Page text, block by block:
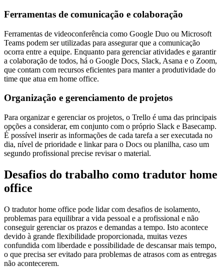
Ferramentas de comunicação e colaboração
Ferramentas de videoconferência como Google Duo ou Microsoft
Teams podem ser utilizadas para assegurar que a comunicação
ocorra entre a equipe. Enquanto para gerenciar atividades e garantir
a colaboração de todos, há o Google Docs, Slack, Asana e o Zoom,
que contam com recursos eficientes para manter a produtividade do
time que atua em home office.
Organização e gerenciamento de projetos
Para organizar e gerenciar os projetos, o Trello é uma das principais
opções a considerar, em conjunto com o próprio Slack e Basecamp.
É possível inserir as informações de cada tarefa a ser executada no
dia, nível de prioridade e linkar para o Docs ou planilha, caso um
segundo profissional precise revisar o material.
Desafios do trabalho como tradutor home
office
O tradutor home office pode lidar com desafios de isolamento,
problemas para equilibrar a vida pessoal e a profissional e não
conseguir gerenciar os prazos e demandas a tempo. Isto acontece
devido à grande flexibilidade proporcionada, muitas vezes
confundida com liberdade e possibilidade de descansar mais tempo,
o que precisa ser evitado para problemas de atrasos com as entregas
não acontecerem.